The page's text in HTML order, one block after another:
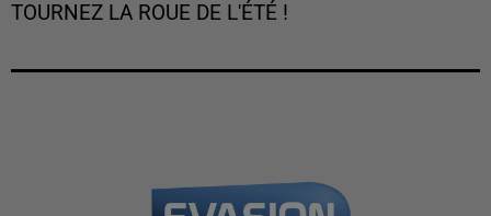
TOURNEZ LA ROUE DE L'ÉTÉ !